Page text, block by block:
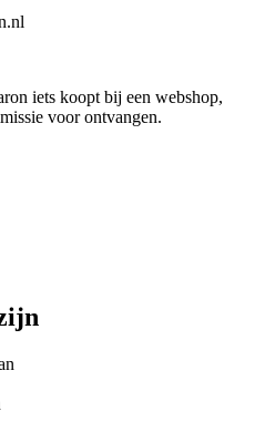
iets koopt bij een webshop,
voor ontvangen.